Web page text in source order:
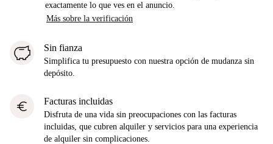
exactamente lo que ves en el anuncio.
Más sobre la verificación
Sin fianza
Simplifica tu presupuesto con nuestra opción de mudanza sin
depósito.
euro Facturas incluidas
Disfruta de una vida sin preocupaciones con las facturas
incluidas, que cubren alquiler y servicios para una experiencia
de alquiler sin complicaciones.